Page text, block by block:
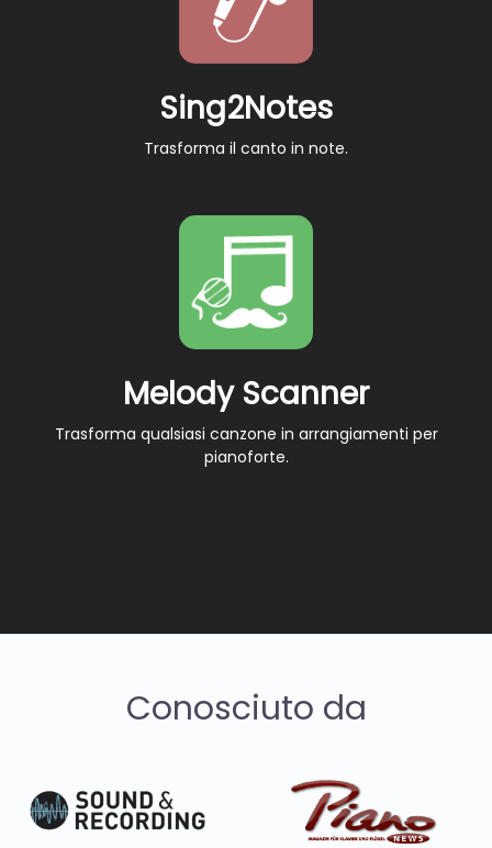
Sing2Notes
Trasforma il canto in note.
Melody Scanner
Trasforma qualsiasi canzone in arrangiamenti per
pianoforte.
Conosciuto da